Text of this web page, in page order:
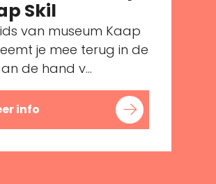
Skil
van museum Kaap
je mee terug in de
de hand v...
info